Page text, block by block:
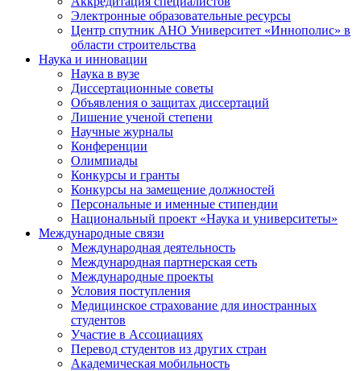
Электронные образовательные ресурсы
Центр спутник АНО Университет «Иннополис» в
области строительства
Наука и инновации
Наука в вузе
Диссертационные советы
Объявления о защитах диссертаций
Лишение ученой степени
Научные журналы
Конференции
Олимпиады
Конкурсы и гранты
Конкурсы на замещение должностей
Персональные и именные стипендии
Национальный проект «Наука и университеты»
Международные связи
Международная деятельность
Международная партнерская сеть
Международные проекты
Условия поступления
Медицинское страхование для иностранных
студентов
Участие в Ассоциациях
Перевод студентов из других стран
Академическая мобильность